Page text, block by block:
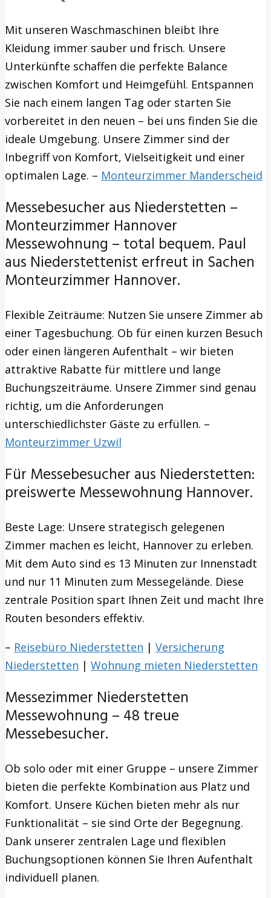
Mit unseren Waschmaschinen bleibt Ihre
Kleidung immer sauber und frisch. Unsere
Unterkünfte schaffen die perfekte Balance
zwischen Komfort und Heimgefühl. Entspannen
Sie nach einem langen Tag oder starten Sie
vorbereitet in den neuen – bei uns finden Sie die
ideale Umgebung. Unsere Zimmer sind der
Inbegriff von Komfort, Vielseitigkeit und einer
optimalen Lage. – Monteurzimmer Manderscheid
Messebesucher aus Niederstetten –
Monteurzimmer Hannover
Messewohnung – total bequem. Paul
aus Niederstettenist erfreut in Sachen
Monteurzimmer Hannover.
Flexible Zeiträume: Nutzen Sie unsere Zimmer ab
einer Tagesbuchung. Ob für einen kurzen Besuch
oder einen längeren Aufenthalt – wir bieten
attraktive Rabatte für mittlere und lange
Buchungszeiträume. Unsere Zimmer sind genau
richtig, um die Anforderungen
unterschiedlichster Gäste zu erfüllen. –
Monteurzimmer Uzwil
Für Messebesucher aus Niederstetten:
preiswerte Messewohnung Hannover.
Beste Lage: Unsere strategisch gelegenen
Zimmer machen es leicht, Hannover zu erleben.
Mit dem Auto sind es 13 Minuten zur Innenstadt
und nur 11 Minuten zum Messegelände. Diese
zentrale Position spart Ihnen Zeit und macht Ihre
Routen besonders effektiv.
– Reisebüro Niederstetten | Versicherung
Niederstetten | Wohnung mieten Niederstetten
Messezimmer Niederstetten
Messewohnung – 48 treue
Messebesucher.
Ob solo oder mit einer Gruppe – unsere Zimmer
bieten die perfekte Kombination aus Platz und
Komfort. Unsere Küchen bieten mehr als nur
Funktionalität – sie sind Orte der Begegnung.
Dank unserer zentralen Lage und flexiblen
Buchungsoptionen können Sie Ihren Aufenthalt
individuell planen.